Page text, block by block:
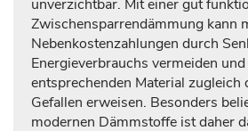
unverzichtbar. Mit einer gut
Zwischensparrendämmung kann
Nebenkostenzahlungen durch
Energieverbrauchs vermeiden
entsprechenden Material zugleich
Gefallen erweisen. Besonders
modernen Dämmstoffe ist daher